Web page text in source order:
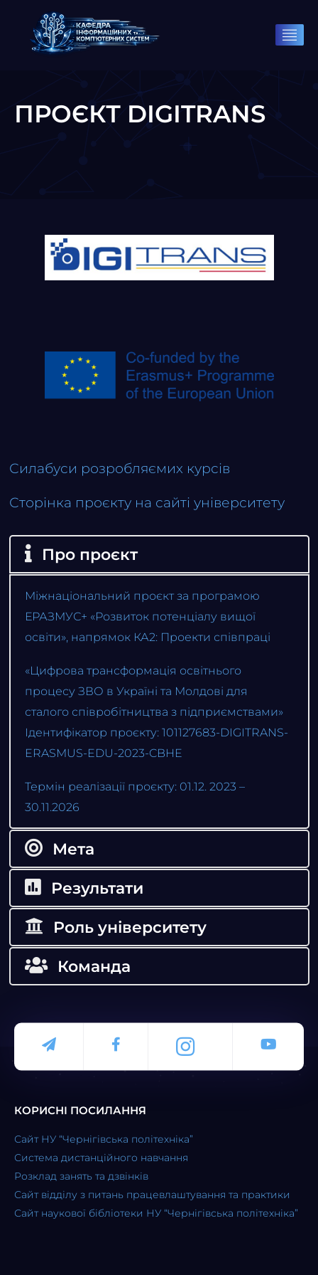
ПРОЄКТ DIGITRANS
Силабуси розробляємих курсів
Сторінка проєкту на сайті університету
Про проєкт
Міжнаціональний проєкт за програмою
ЕРАЗМУС+ «Розвиток потенціалу вищої
освіти», напрямок КА2: Проекти співпраці
«Цифрова трансформація освітнього
процесу ЗВО в Україні та Молдові для
сталого співробітництва з підприємствами»
Ідентифікатор проєкту: 101127683-DIGITRANS-
ERASMUS-EDU-2023-CBHE
Термін реалізації проєкту: 01.12. 2023 –
30.11.2026
Мета
Результати
Роль університету
Команда
КОРИСНІ ПОСИЛАННЯ
Сайт НУ “Чернігівська політехніка”
Система дистанційного навчання
Розклад занять та дзвінків
Сайт відділу з питань працевлаштування та практики
Сайт наукової бібліотеки НУ “Чернігівська політехніка”